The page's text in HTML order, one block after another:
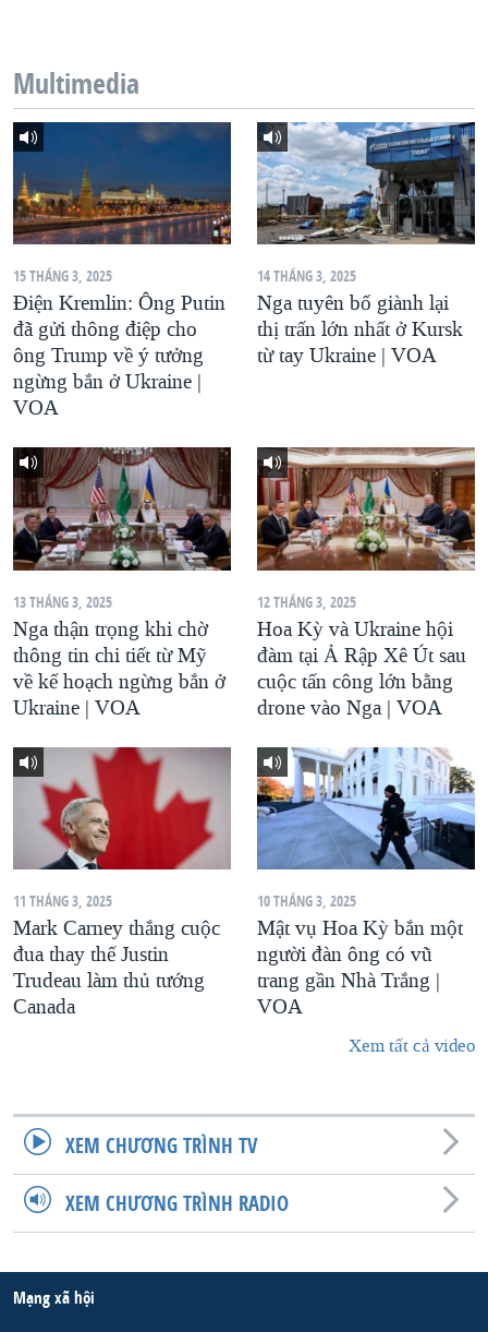
Multimedia
15 THÁNG 3, 2025
Điện Kremlin: Ông Putin
đã gửi thông điệp cho
ông Trump về ý tưởng
ngừng bắn ở Ukraine |
VOA
14 THÁNG 3, 2025
Nga tuyên bố giành lại
thị trấn lớn nhất ở Kursk
từ tay Ukraine | VOA
13 THÁNG 3, 2025
Nga thận trọng khi chờ
thông tin chi tiết từ Mỹ
về kế hoạch ngừng bắn ở
Ukraine | VOA
12 THÁNG 3, 2025
Hoa Kỳ và Ukraine hội
đàm tại Ả Rập Xê Út sau
cuộc tấn công lớn bằng
drone vào Nga | VOA
11 THÁNG 3, 2025
Mark Carney thắng cuộc
đua thay thế Justin
Trudeau làm thủ tướng
Canada
10 THÁNG 3, 2025
Mật vụ Hoa Kỳ bắn một
người đàn ông có vũ
trang gần Nhà Trắng |
VOA
Xem tất cả video
XEM CHƯƠNG TRÌNH TV
XEM CHƯƠNG TRÌNH RADIO
Mạng xã hội